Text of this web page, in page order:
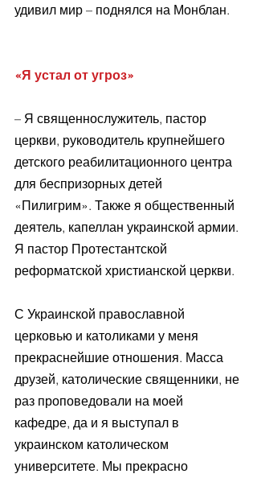
удивил мир – поднялся на Монблан.
«Я устал от угроз»
– Я священнослужитель, пастор
церкви, руководитель крупнейшего
детского реабилитационного центра
для беспризорных детей
«Пилигрим». Также я общественный
деятель, капеллан украинской армии.
Я пастор Протестантской
реформатской христианской церкви.
С Украинской православной
церковью и католиками у меня
прекраснейшие отношения. Масса
друзей, католические священники, не
раз проповедовали на моей
кафедре, да и я выступал в
украинском католическом
университете. Мы прекрасно